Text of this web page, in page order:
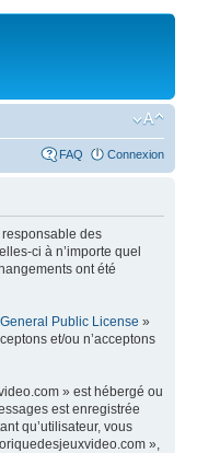
FAQ Connexion
des
ci à n’importe quel
ont été
General Public License »
et/ou n’acceptons
» est hébergé ou
est enregistrée
qu’utilisateur, vous
»,